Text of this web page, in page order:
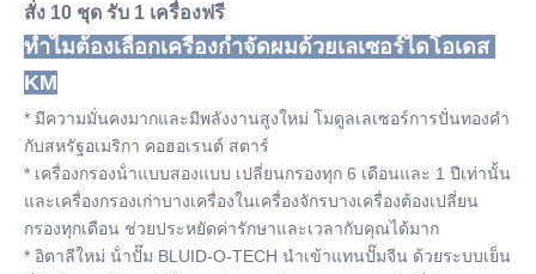
สั่ง 10 ชุด รับ 1 เครื่องฟรี
ทําไมต้องเลือกเครื่องกําจัดผมด้วยเลเซอร์ไดโอเดส
KM
* มีความมั่นคงมากและมีพลังงานสูงใหม่ โมดูลเลเซอร์การปั่นทองคํา
กับสหรัฐอเมริกา คอฮอเรนต์ สตาร์
* เครื่องกรองน้ําแบบสองแบบ เปลี่ยนกรองทุก 6 เดือนและ 1 ปีเท่านั้น
และเครื่องกรองเก่าบางเครื่องในเครื่องจักรบางเครื่องต้องเปลี่ยน
กรองทุกเดือน ช่วยประหยัดค่ารักษาและเวลากับคุณได้มาก
* อิตาลีใหม่ น้ําปั๊ม BLUID-O-TECH นําเข้าแทนปั๊มจีน ด้วยระบบเย็น